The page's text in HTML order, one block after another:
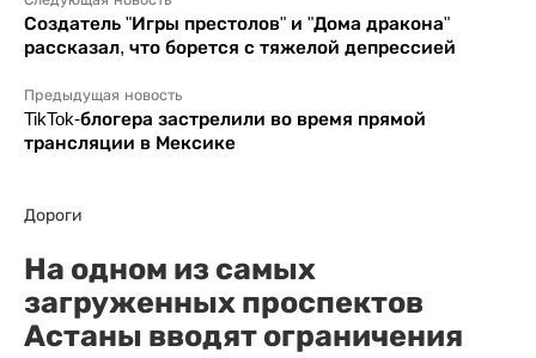
Создатель "Игры престолов" и "Дома дракона"
рассказал, что борется с тяжелой депрессией
Предыдущая новость
TikTok-блогера застрелили во время прямой
трансляции в Мексике
Дороги
На одном из самых
загруженных проспектов
Астаны вводят ограничения